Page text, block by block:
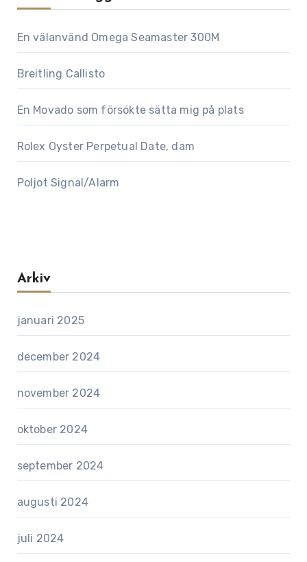
En välanvänd Omega Seamaster 300M
Breitling Callisto
En Movado som försökte sätta mig på plats
Rolex Oyster Perpetual Date, dam
Poljot Signal/Alarm
Arkiv
januari 2025
december 2024
november 2024
oktober 2024
september 2024
augusti 2024
juli 2024